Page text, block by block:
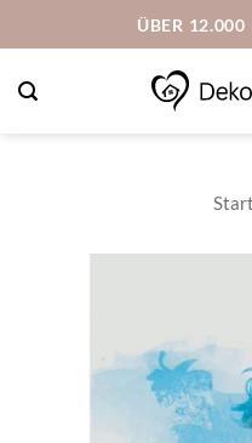
Inhalt
springen
ÜBER 12.000
Start